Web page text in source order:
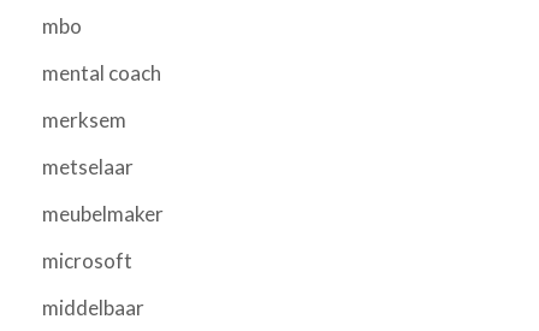
mbo
mental coach
merksem
metselaar
meubelmaker
microsoft
middelbaar